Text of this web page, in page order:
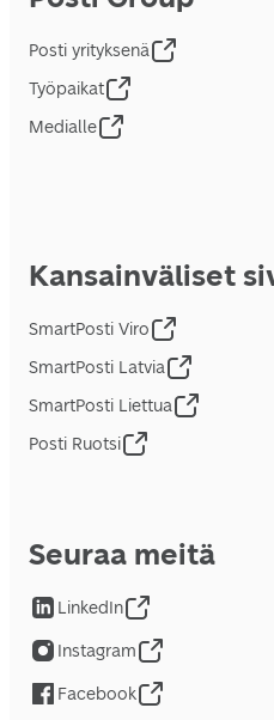
Posti yrityksenä
Työpaikat
Medialle
Kansainväliset
SmartPosti Viro
SmartPosti Latvia
SmartPosti Liettua
Posti Ruotsi
Seuraa meitä
LinkedIn
Instagram
Facebook